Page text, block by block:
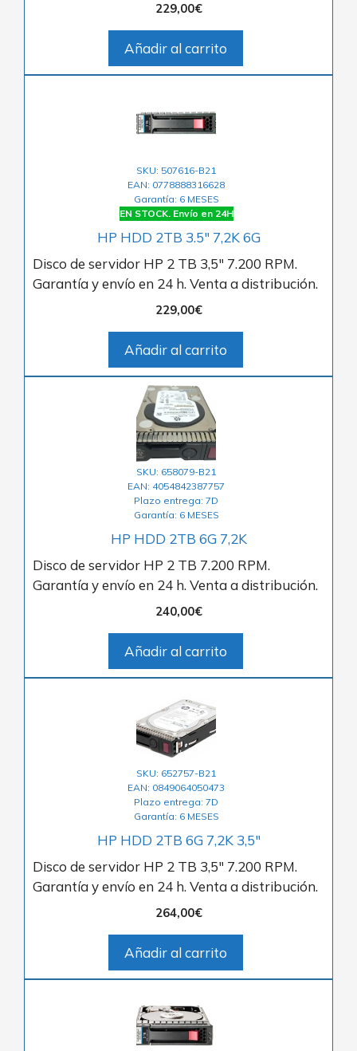
229,00€
Añadir al carrito
SKU: 507616-B21
EAN: 0778888316628
Garantía: 6 MESES
EN STOCK. Envío en 24H
HP HDD 2TB 3.5″ 7,2K 6G
Disco de servidor HP 2 TB 3,5″ 7.200 RPM.
Garantía y envío en 24 h. Venta a distribución.
229,00€
Añadir al carrito
SKU: 658079-B21
EAN: 4054842387757
Plazo entrega: 7D
Garantía: 6 MESES
HP HDD 2TB 6G 7,2K
Disco de servidor HP 2 TB 7.200 RPM.
Garantía y envío en 24 h. Venta a distribución.
240,00€
Añadir al carrito
SKU: 652757-B21
EAN: 0849064050473
Plazo entrega: 7D
Garantía: 6 MESES
HP HDD 2TB 6G 7,2K 3,5″
Disco de servidor HP 2 TB 3,5″ 7.200 RPM.
Garantía y envío en 24 h. Venta a distribución.
264,00€
Añadir al carrito